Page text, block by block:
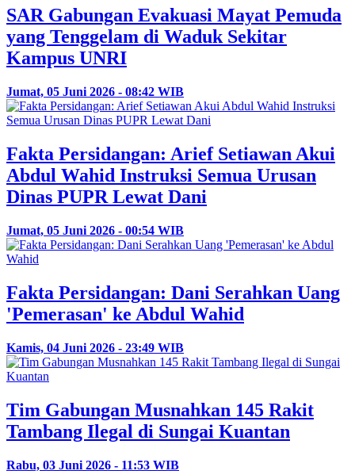
SAR Gabungan Evakuasi Mayat Pemuda
yang Tenggelam di Waduk Sekitar
Kampus UNRI
Jumat, 05 Juni 2026 - 08:42 WIB
Fakta Persidangan: Arief Setiawan Akui
Abdul Wahid Instruksi Semua Urusan
Dinas PUPR Lewat Dani
Jumat, 05 Juni 2026 - 00:54 WIB
Fakta Persidangan: Dani Serahkan Uang
'Pemerasan' ke Abdul Wahid
Kamis, 04 Juni 2026 - 23:49 WIB
Tim Gabungan Musnahkan 145 Rakit
Tambang Ilegal di Sungai Kuantan
Rabu, 03 Juni 2026 - 11:53 WIB